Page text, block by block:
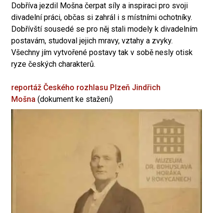
Dobříva jezdil Mošna čerpat síly a inspiraci pro svoji
divadelní práci, občas si zahrál i s místními ochotníky.
Dobřívští sousedé se pro něj stali modely k divadelním
postavám, studoval jejich mravy, vztahy a zvyky.
Všechny jím vytvořené postavy tak v sobě nesly otisk
ryze českých charakterů.
reportáž Českého rozhlasu Plzeň Jindřich
Mošna (dokument ke stažení)